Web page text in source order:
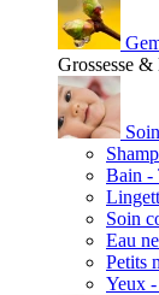
Grossesse &
Bain -
Soin
Eau
Petits
Yeux